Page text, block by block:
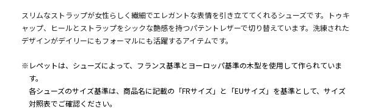
スリムなストラップが女性らしく繊細でエレガントな表情を引き立ててくれるシューズです。トゥキ
ャップ、ヒールとストラップをシックな艶感を持つパテントレザーで切り替えています。洗練された
デザインがデイリーにもフォーマルにも活躍するアイテムです。
※レペットは、シューズによって、フランス基準とヨーロッパ基準の木型を使用して作られていま
す。
各シューズのサイズ基準は、商品名に記載の「FRサイズ」と「EUサイズ」を基準として、サイズ
対照表でご確認ください。